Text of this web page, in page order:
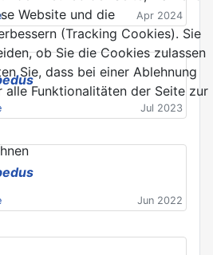
Apr 2024
Jul 2023
Jun 2022
Website und die
(Tracking Cookies). Sie
ob Sie die Cookies zulassen
Sie, dass bei einer Ablehnung
Funktionalitäten der Seite zur